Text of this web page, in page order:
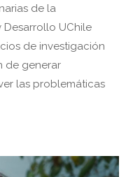
de la
UChile
de investigación
de generar
las problemáticas